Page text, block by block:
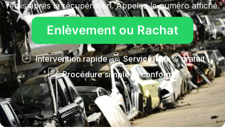
remis après la récupération. Appelez le numéro affiché.
Enlèvement ou Rachat
Intervention rapide
Service 100 % gratuit
Procédure simple et conforme